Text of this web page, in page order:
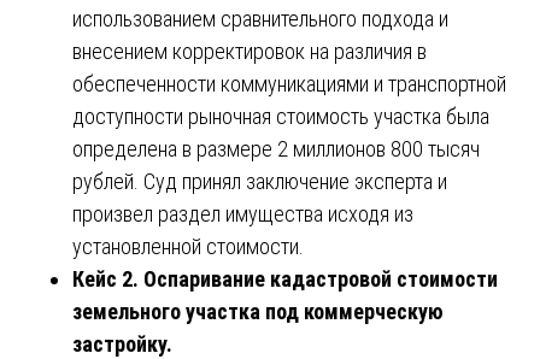
использованием сравнительного подхода и
внесением корректировок на различия в
обеспеченности коммуникациями и транспортной
доступности рыночная стоимость участка была
определена в размере 2 миллионов 800 тысяч
рублей. Суд принял заключение эксперта и
произвел раздел имущества исходя из
установленной стоимости.
Кейс 2. Оспаривание кадастровой стоимости
земельного участка под коммерческую
застройку.